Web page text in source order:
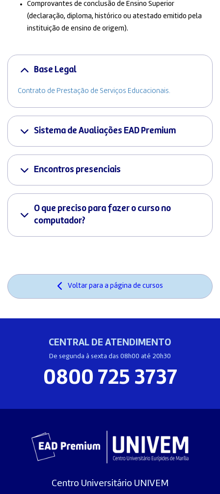
Comprovantes de conclusão de Ensino Superior
(declaração, diploma, histórico ou atestado emitido pela
instituição de ensino de origem).
Base Legal
Contrato de Prestação de Serviços Educacionais.
Sistema de Avaliações EAD Premium
Encontros presenciais
O que preciso para fazer o curso no
computador?
Voltar para a página de cursos
CENTRAL DE ATENDIMENTO
De segunda à sexta das 08h00 até 20h30
0800 725 3737
Centro Universitário UNIVEM